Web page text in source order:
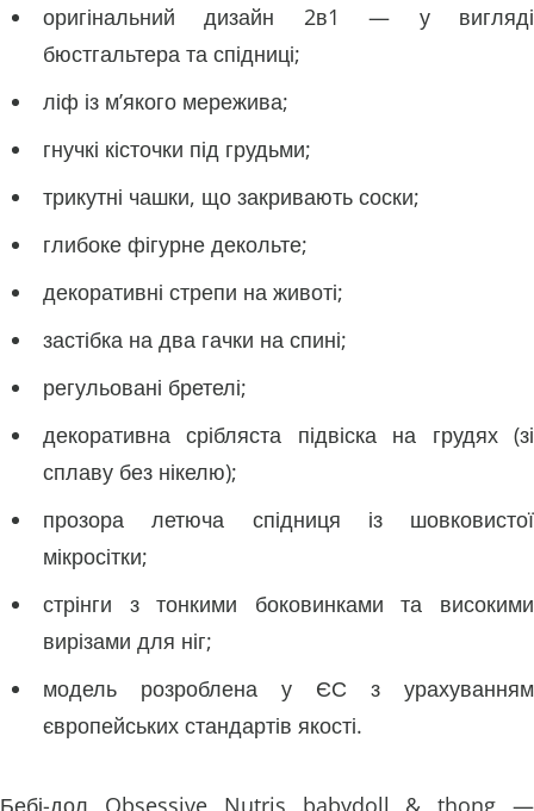
оригінальний дизайн 2в1 — у вигляді
бюстгальтера та спідниці;
ліф із м’якого мережива;
гнучкі кісточки під грудьми;
трикутні чашки, що закривають соски;
глибоке фігурне декольте;
декоративні стрепи на животі;
застібка на два гачки на спині;
регульовані бретелі;
декоративна срібляста підвіска на грудях (зі
сплаву без нікелю);
прозора летюча спідниця із шовковистої
мікросітки;
стрінги з тонкими боковинками та високими
вирізами для ніг;
модель розроблена у ЄС з урахуванням
європейських стандартів якості.
Бебі-дол Obsessive Nutris babydoll & thong —